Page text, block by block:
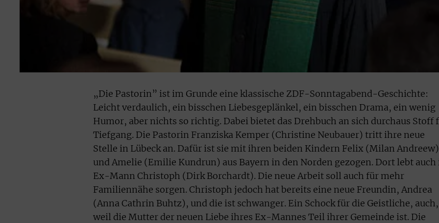
„Die Pastorin” ist im Grunde eine klassische ZDF-Sonntagabend-Geschichte:
Leicht verdaulich, ein bisschen Liebesgeplänkel, ein bisschen Drama, ein wenig
Humor, aber nichts so richtig. Dabei bietet das Drehbuch an sich durchaus Stoff
Tiefgang. Die Pastorin Franziska Kemper (Christine Neubauer) tritt ihre neue
Stelle in Lübeck an. Dafür ist sie mit ihren beiden Kindern Felix (Milan Andreew)
und Amelie (Emilie Kundrun) aus Bayern in den Norden gezogen. Dort lebt
Ex-Mann Christoph (Dirk Borchardt). Die neue Arbeit soll auch für mehr
Familiennähe sorgen. Christoph jedoch hat bereits eine neue Freundin, Andrea
(Anna Cathrin Buhtz), und die ist schwanger. Ein Schock für die Geistliche, auch,
weil die Mutter der neuen Liebe ihres Ex-Mannes Teil ihrer Gemeinde ist. Die